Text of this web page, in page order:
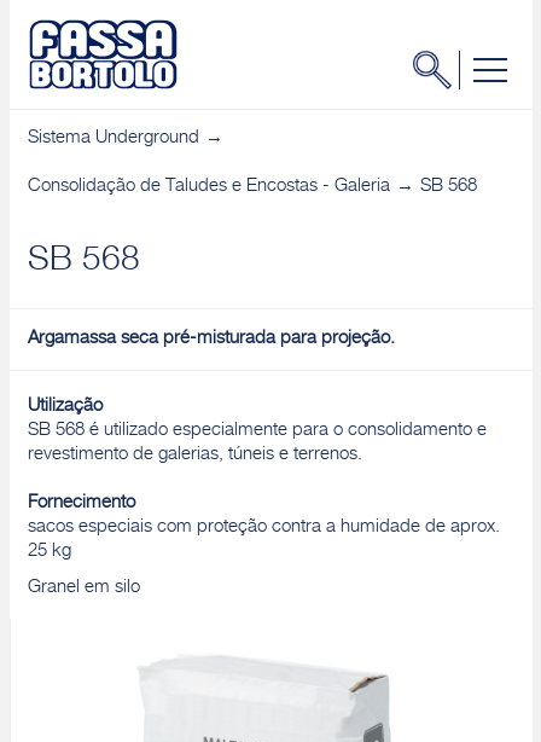
Sistema Underground
Consolidação de Taludes e Encostas - Galeria SB 568
SB 568
Argamassa seca pré-misturada para projeção.
Utilização
SB 568 é utilizado especialmente para o consolidamento e
revestimento de galerias, túneis e terrenos.
Fornecimento
sacos especiais com proteção contra a humidade de aprox.
25 kg
Granel em silo